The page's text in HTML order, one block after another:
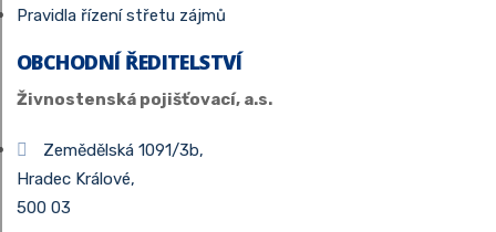
Pravidla řízení střetu zájmů
OBCHODNÍ ŘEDITELSTVÍ
Živnostenská pojišťovací, a.s.
Zemědělská 1091/3b,
Hradec Králové,
500 03